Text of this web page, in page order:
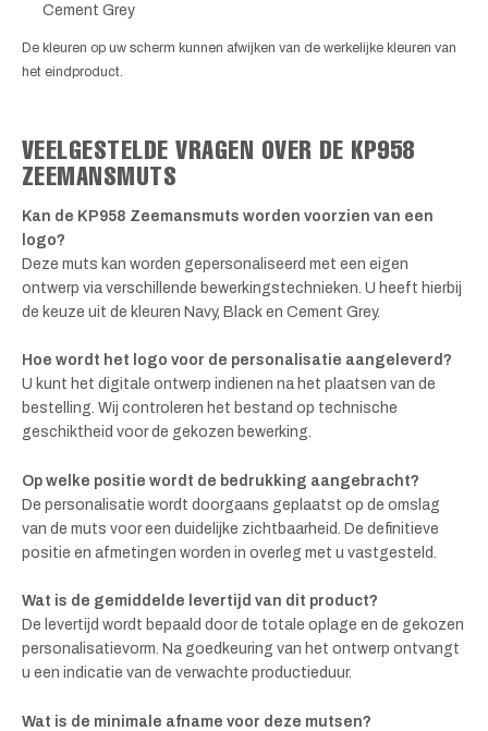
Cement Grey
De kleuren op uw scherm kunnen afwijken van de werkelijke kleuren van
het eindproduct.
VEELGESTELDE VRAGEN OVER DE KP958
ZEEMANSMUTS
Kan de KP958 Zeemansmuts worden voorzien van een
logo?
Deze muts kan worden gepersonaliseerd met een eigen
ontwerp via verschillende bewerkingstechnieken. U heeft hierbij
de keuze uit de kleuren Navy, Black en Cement Grey.
Hoe wordt het logo voor de personalisatie aangeleverd?
U kunt het digitale ontwerp indienen na het plaatsen van de
bestelling. Wij controleren het bestand op technische
geschiktheid voor de gekozen bewerking.
Op welke positie wordt de bedrukking aangebracht?
De personalisatie wordt doorgaans geplaatst op de omslag
van de muts voor een duidelijke zichtbaarheid. De definitieve
positie en afmetingen worden in overleg met u vastgesteld.
Wat is de gemiddelde levertijd van dit product?
De levertijd wordt bepaald door de totale oplage en de gekozen
personalisatievorm. Na goedkeuring van het ontwerp ontvangt
u een indicatie van de verwachte productieduur.
Wat is de minimale afname voor deze mutsen?